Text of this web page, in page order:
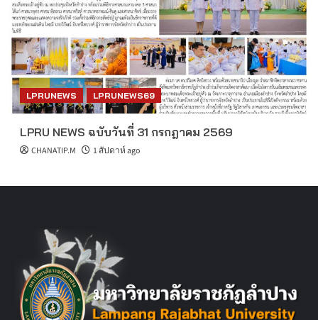
LPRUNEWS LPRUNEWS69
LPRU NEWS ฉบับวันที่ 31 กรกฎาคม 2569
CHANATIP.M 1 สัปดาห์ ago